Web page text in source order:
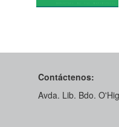
Contáctenos:
Avda. Lib. Bdo.